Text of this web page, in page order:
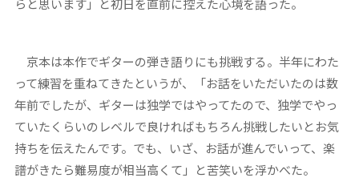
らと思います」と初日を直前に控えた心境を語った。
京本は本作でギターの弾き語りにも挑戦する。半年にわた
って練習を重ねてきたというが、「お話をいただいたのは数
年前でしたが、ギターは独学ではやってたので、独学でやっ
ていたくらいのレベルで良ければもちろん挑戦したいとお気
持ちを伝えたんです。でも、いざ、お話が進んでいって、楽
譜がきたら難易度が相当高くて」と苦笑いを浮かべた。